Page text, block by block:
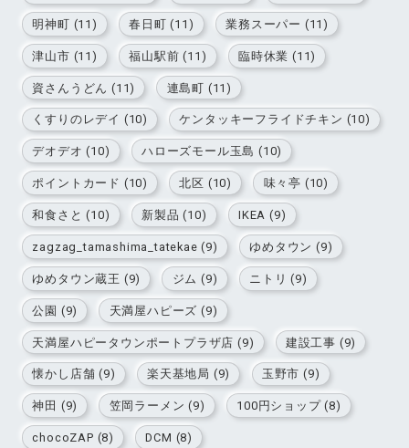
明神町 (11) 春日町 (11) 業務スーパー (11)
津山市 (11) 福山駅前 (11) 臨時休業 (11)
資さんうどん (11) 連島町 (11)
くすりのレデイ (10) ケンタッキーフライドチキン (10)
デオデオ (10) ハローズモール玉島 (10)
ポイントカード (10) 北区 (10) 味々亭 (10)
和食さと (10) 新製品 (10) IKEA (9)
zagzag_tamashima_tatekae (9) ゆめタウン (9)
ゆめタウン蔵王 (9) ジム (9) ニトリ (9)
公園 (9) 天満屋ハピーズ (9)
天満屋ハピータウンポートプラザ店 (9) 建設工事 (9)
懐かし店舗 (9) 楽天基地局 (9) 玉野市 (9)
神田 (9) 笠岡ラーメン (9) 100円ショップ (8)
chocoZAP (8) DCM (8)